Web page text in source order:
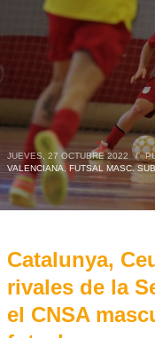
JUEVES, 27 OCTUBRE 2022 /
VALENCIANA, FUTSAL MASC.
Catalunya,
rivales de la
el CNSA